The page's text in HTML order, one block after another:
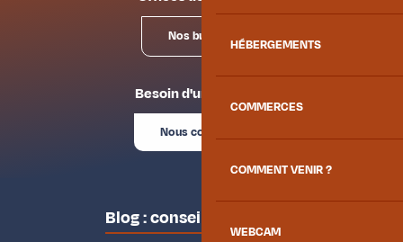
HÉBERGEMENTS
COMMERCES
COMMENT VENIR ?
WEBCAM
Nos bureaux
Besoin d'un conseil ?
Nous contacter
Blog : conseils des locaux